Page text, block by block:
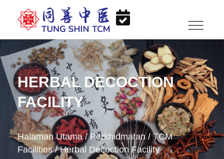
HERBAL DECOCTION
FACILITY
Halaman Utama/Perkhidmatan/TCM
Facilities/Herbal Decoction Facility